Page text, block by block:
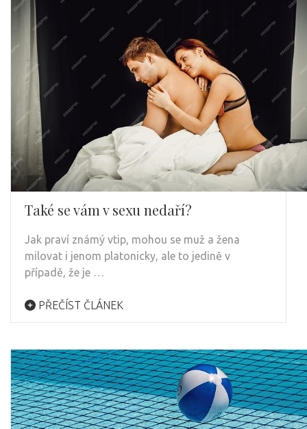
Také se vám v sexu nedaří?
Jak praví známý vtip, mohou se muž a žena
milovat i jenom platonicky, ale to jedině v
případě, že je …
PŘEČÍST ČLÁNEK